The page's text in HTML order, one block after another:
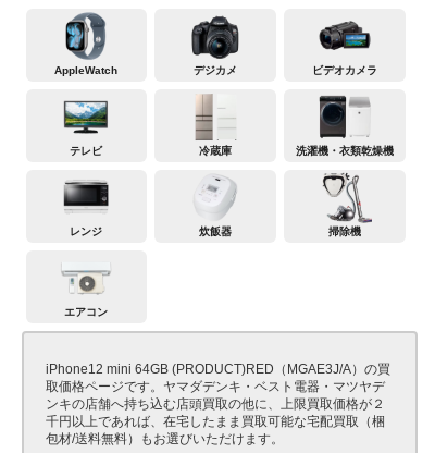
AppleWatch デジカメ ビデオカメラ
テレビ 冷蔵庫 洗濯機・衣類乾燥機
レンジ 炊飯器 掃除機
エアコン
iPhone12 mini 64GB (PRODUCT)RED（MGAE3J/A）の買
取価格ページです。ヤマダデンキ・ベスト電器・マツヤデ
ンキの店舗へ持ち込む店頭買取の他に、上限買取価格が２
千円以上であれば、在宅したまま買取可能な宅配買取（梱
包材/送料無料）もお選びいただけます。